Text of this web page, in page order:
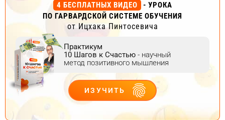
4 БЕСПЛАТНЫХ ВИДЕО
- УРОКА
ПО ГАРВАРДСКОЙ СИСТЕМЕ ОБУЧЕНИЯ
от Ицхака Пинтосевича
Практикум
10 Шагов к Счастью - научный
метод позитивного мышления
ИЗУЧИТЬ